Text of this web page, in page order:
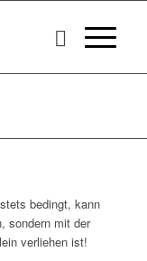
bedingt, kann
sondern mit der
verliehen ist!